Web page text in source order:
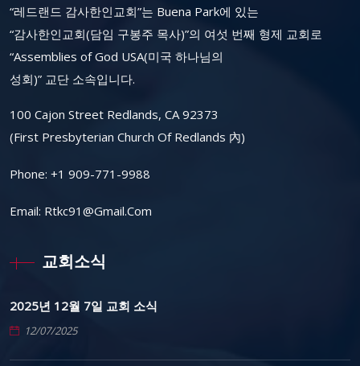
“레드랜드 감사한인교회”는 Buena Park에 있는
“감사한인교회(담임 구봉주 목사)”의 여섯 번째 형제 교회로
“Assemblies of God USA(미국 하나님의
성회)” 교단 소속입니다.
100 Cajon Street Redlands, CA 92373
(First Presbyterian Church Of Redlands 內)
Phone: +1 909-771-9988
Email: Rtkc91@gmail.com
교회소식
2025년 12월 7일 교회 소식
12/07/2025